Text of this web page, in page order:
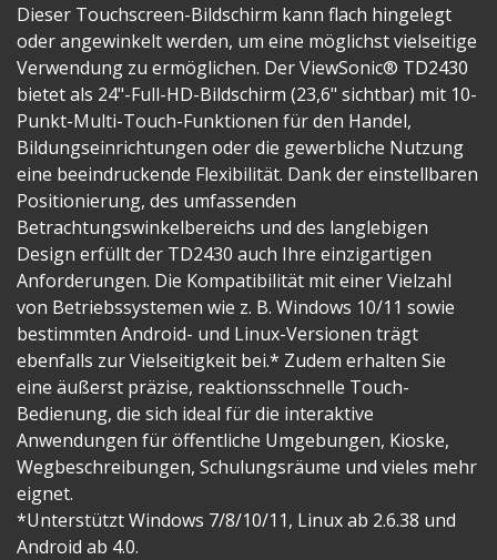
Dieser Touchscreen-Bildschirm kann flach hingelegt
oder angewinkelt werden, um eine möglichst vielseitige
Verwendung zu ermöglichen. Der ViewSonic® TD2430
bietet als 24"-Full-HD-Bildschirm (23,6" sichtbar) mit 10-
Punkt-Multi-Touch-Funktionen für den Handel,
Bildungseinrichtungen oder die gewerbliche Nutzung
eine beeindruckende Flexibilität. Dank der einstellbaren
Positionierung, des umfassenden
Betrachtungswinkelbereichs und des langlebigen
Design erfüllt der TD2430 auch Ihre einzigartigen
Anforderungen. Die Kompatibilität mit einer Vielzahl
von Betriebssystemen wie z. B. Windows 10/11 sowie
bestimmten Android- und Linux-Versionen trägt
ebenfalls zur Vielseitigkeit bei.* Zudem erhalten Sie
eine äußerst präzise, reaktionsschnelle Touch-
Bedienung, die sich ideal für die interaktive
Anwendungen für öffentliche Umgebungen, Kioske,
Wegbeschreibungen, Schulungsräume und vieles mehr
eignet.
*Unterstützt Windows 7/8/10/11, Linux ab 2.6.38 und
Android ab 4.0.